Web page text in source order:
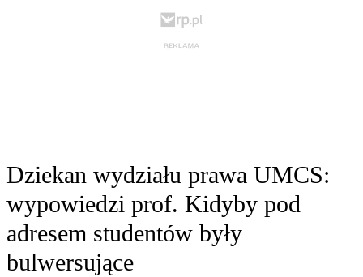
Dziekan wydziału prawa UMCS:
wypowiedzi prof. Kidyby pod
adresem studentów były
bulwersujące